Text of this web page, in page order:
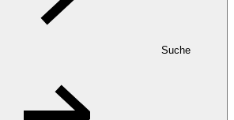
Suche